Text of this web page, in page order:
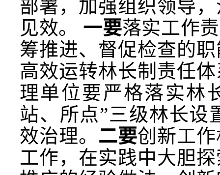
部署，加强组织领导
见效。
一要落实工作
筹推进、督促检查的
高效运转林长制责任
理单位要严格落实林
站、所点”三级林长设
效治理。 二要创新工
工作，在实践中大胆